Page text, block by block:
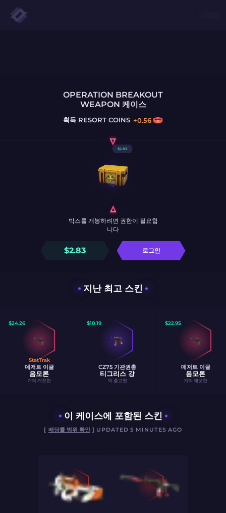
OPERATION BREAKOUT
WEAPON 케이스
획득 RESORT COINS +0.56
$2.83
$2.83 로그인
박스를 개봉하려면 권한이 필요합
니다
지난 최고 스킨
$24.26
StatTrak
데저트 이글
음모론
거의 깨끗한
$10.19
CZ75 기관권총
티그리스 강
막 출고된
$22.95
데저트 이글
음모론
거의 깨끗한
이 케이스에 포함된 스킨
[ 배당률 범위 확인 ] UPDATED 5 MINUTES AGO